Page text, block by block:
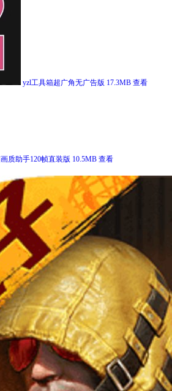
yzl工具箱超广角无广告版 17.3MB 查看
质助手120帧直装版 10.5MB 查看